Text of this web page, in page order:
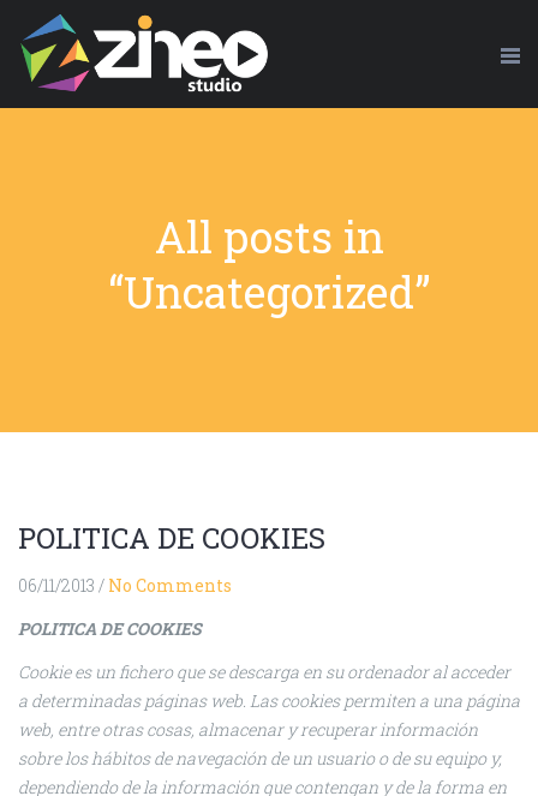
All posts in
“Uncategorized”
POLITICA DE COOKIES
06/11/2013 / No Comments
POLITICA DE COOKIES
Cookie es un fichero que se descarga en su ordenador al acceder
a determinadas páginas web. Las cookies permiten a una página
web, entre otras cosas, almacenar y recuperar información
sobre los hábitos de navegación de un usuario o de su equipo y,
dependiendo de la información que contengan y de la forma en